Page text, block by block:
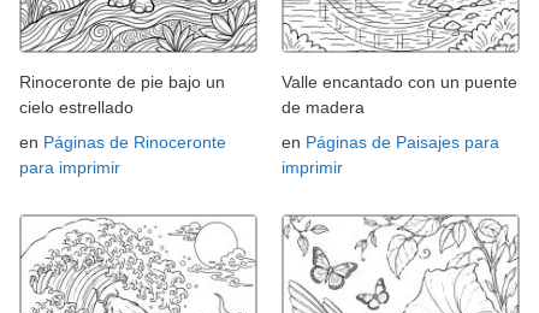
Rinoceronte de pie bajo un
cielo estrellado
en Páginas de Rinoceronte
para imprimir
Valle encantado con un puente
de madera
en Páginas de Paisajes para
imprimir